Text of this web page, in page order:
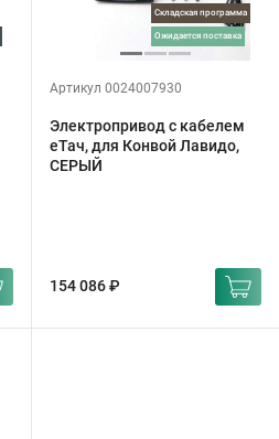
Складская программа
ожидается поставка
Артикул 0024007930
Электропривод с кабелем
еТач, для Конвой Лавидо,
СЕРЫЙ
154 086 ₽